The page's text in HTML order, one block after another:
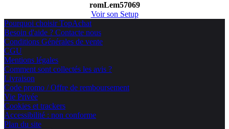
romLem57069
Voir son Setup
Pourquoi choisir TopAchat
Besoin d'aide ? Contacte nous
Conditions Générales de vente
CGU
Mentions légales
Comment sont collectés les avis ?
Livraison
Code promo / Offre de remboursement
Vie Privée
Cookies et trackers
Accessibilité : non conforme
Plan du site